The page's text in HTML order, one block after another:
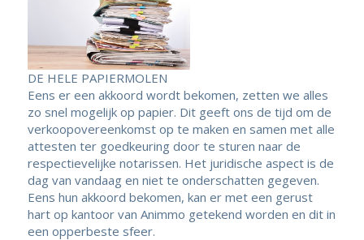
DE HELE PAPIERMOLEN
Eens er een akkoord wordt bekomen, zetten we alles
zo snel mogelijk op papier. Dit geeft ons de tijd om de
verkoopovereenkomst op te maken en samen met alle
attesten ter goedkeuring door te sturen naar de
respectievelijke notarissen. Het juridische aspect is de
dag van vandaag en niet te onderschatten gegeven.
Eens hun akkoord bekomen, kan er met een gerust
hart op kantoor van Animmo getekend worden en dit in
een opperbeste sfeer.